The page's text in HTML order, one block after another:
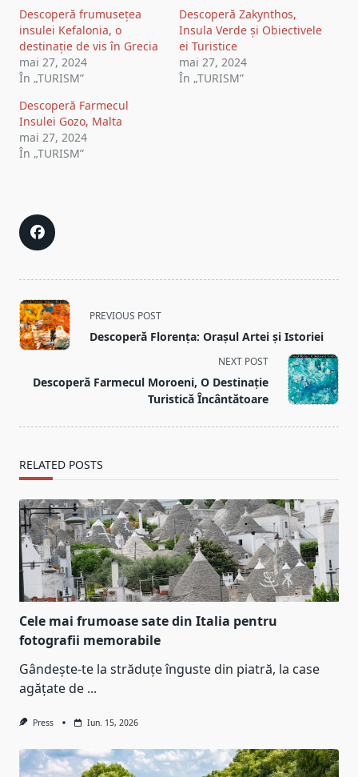
Descoperă frumusețea
insulei Kefalonia, o
destinație de vis în Grecia
mai 27, 2024
În „TURISM”
Descoperă Zakynthos,
Insula Verde și Obiectivele
ei Turistice
mai 27, 2024
În „TURISM”
Descoperă Farmecul
Insulei Gozo, Malta
mai 27, 2024
În „TURISM”
<span
class="nav-
subtitle
reader-
PREVIOUS POST
Descoperă Florența: Orașul Artei și Istoriei
NEXT POST
Descoperă Farmecul Moroeni, O Destinație
Turistică Încântătoare
RELATED POSTS
Cele mai frumoase sate din Italia pentru
fotografii memorabile
Gândește-te la străduțe înguste din piatră, la case
agățate de ...
Press Iun. 15, 2026